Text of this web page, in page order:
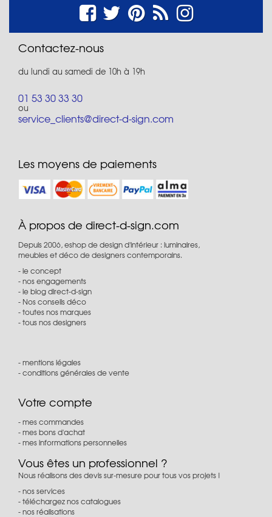
Contactez-nous
du lundi au samedi de 10h à 19h
01 53 30 33 30
ou
service_clients@direct-d-sign.com
Les moyens de paiements
À propos de direct-d-sign.com
Depuis 2006, eshop de design d'intérieur : luminaires,
meubles et déco de designers contemporains.
le concept
nos engagements
le blog direct-d-sign
Nos conseils déco
toutes nos marques
tous nos designers
mentions légales
conditions générales de vente
Votre compte
mes commandes
mes bons d'achat
mes informations personnelles
Vous êtes un professionnel ?
Nous réalisons des devis sur-mesure pour tous vos projets !
nos services
téléchargez nos catalogues
nos réalisations